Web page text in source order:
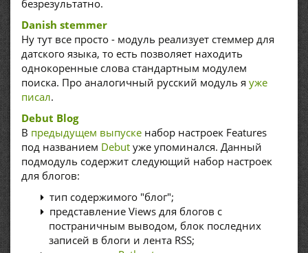
безрезультатно.
Danish stemmer
Ну тут все просто - модуль реализует стеммер для
датского языка, то есть позволяет находить
однокоренные слова стандартным модулем
поиска. Про аналогичный русский модуль я уже
писал.
Debut Blog
В предыдущем выпуске набор настроек Features
под названием Debut уже упоминался. Данный
подмодуль содержит следующий набор настроек
для блогов:
тип содержимого "блог";
представление Views для блогов с
постраничным выводом, блок последних
записей в блоги и лента RSS;